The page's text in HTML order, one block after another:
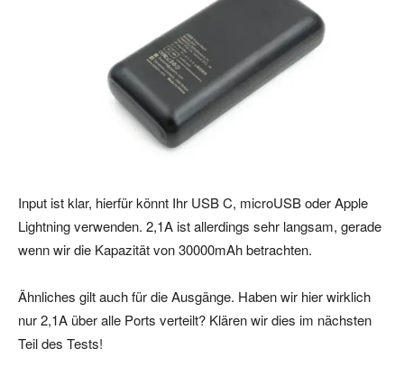
Input ist klar, hierfür könnt Ihr USB C, microUSB oder Apple
Lightning verwenden. 2,1A ist allerdings sehr langsam, gerade
wenn wir die Kapazität von 30000mAh betrachten.
Ähnliches gilt auch für die Ausgänge. Haben wir hier wirklich
nur 2,1A über alle Ports verteilt? Klären wir dies im nächsten
Teil des Tests!